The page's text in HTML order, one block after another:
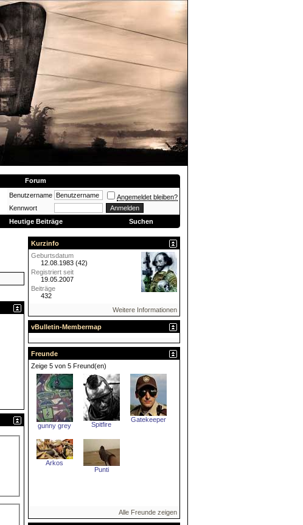
Forum
Benutzername
Angemeldet bleiben?
Kennwort
Heutige Beiträge Suchen
Kurzinfo
Geburtsdatum
12.08.1983 (42)
Registriert seit
19.05.2007
Beiträge
432
Weitere Informationen
vBulletin-Membermap
Freunde
Zeige 5 von 5 Freund(en)
gunny grey Spitfire
Gatekeeper
Arkos
Punti
Alle Freunde zeigen